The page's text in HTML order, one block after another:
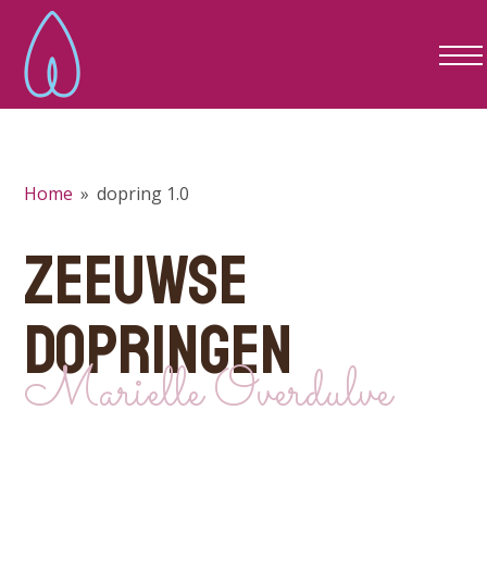
Home » dopring 1.0
ZEEUWSE
DOPRINGEN
Marielle Overdulve